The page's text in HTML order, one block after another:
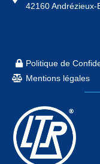
42160 Andrézieux-
Politique de
Mentions légales